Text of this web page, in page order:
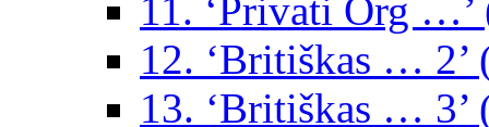
11. ‘Privati Org …’
12. ‘Britiškas … 2’
13. ‘Britiškas … 3’